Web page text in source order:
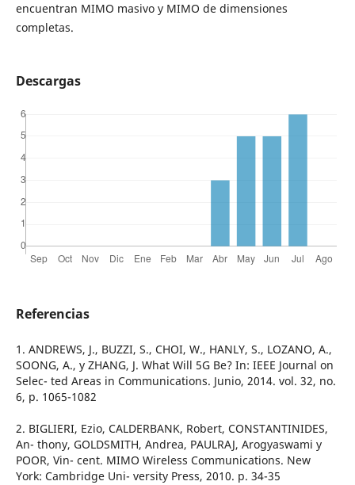
encuentran MIMO masivo y MIMO de dimensiones
completas.
Descargas
Referencias
1. ANDREWS, J., BUZZI, S., CHOI, W., HANLY, S., LOZANO, A.,
SOONG, A., y ZHANG, J. What Will 5G Be? In: IEEE Journal on
Selec- ted Areas in Communications. Junio, 2014. vol. 32, no.
6, p. 1065-1082
2. BIGLIERI, Ezio, CALDERBANK, Robert, CONSTANTINIDES,
An- thony, GOLDSMITH, Andrea, PAULRAJ, Arogyaswami y
POOR, Vin- cent. MIMO Wireless Communications. New
York: Cambridge Uni- versity Press, 2010. p. 34-35